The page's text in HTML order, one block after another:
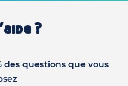
?
des questions que vous